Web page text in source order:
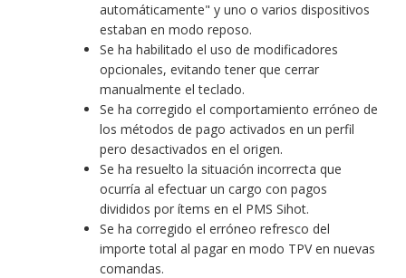
automáticamente" y uno o varios dispositivos
estaban en modo reposo.
Se ha habilitado el uso de modificadores
opcionales, evitando tener que cerrar
manualmente el teclado.
Se ha corregido el comportamiento erróneo de
los métodos de pago activados en un perfil
pero desactivados en el origen.
Se ha resuelto la situación incorrecta que
ocurría al efectuar un cargo con pagos
divididos por ítems en el PMS Sihot.
Se ha corregido el erróneo refresco del
importe total al pagar en modo TPV en nuevas
comandas.